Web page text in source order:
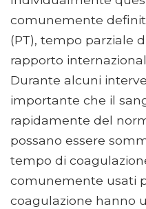
comunemente
(PT), tempo parziale
rapporto
Durante alcuni
importante che il
rapidamente del
possano essere
tempo di
comunemente usati
coagulazione hanno